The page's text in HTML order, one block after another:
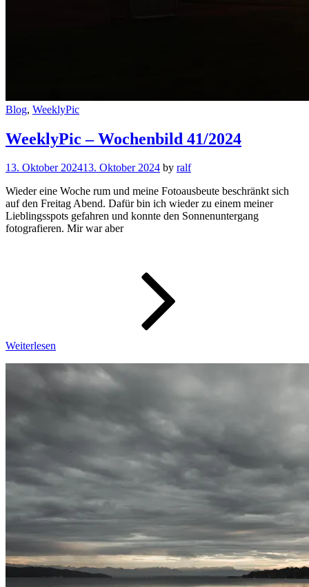
Cat
Blog, WeeklyPic
WeeklyPic – Wochenbild 41/2024
13. Oktober 202413. Oktober 2024 by ralf
Wieder eine Woche rum und meine Fotoausbeute beschränkt sich
auf den Freitag Abend. Dafür bin ich wieder zu einem meiner
Lieblingsspots gefahren und konnte den Sonnenuntergang
fotografieren. Mir war aber
Weiterlesen